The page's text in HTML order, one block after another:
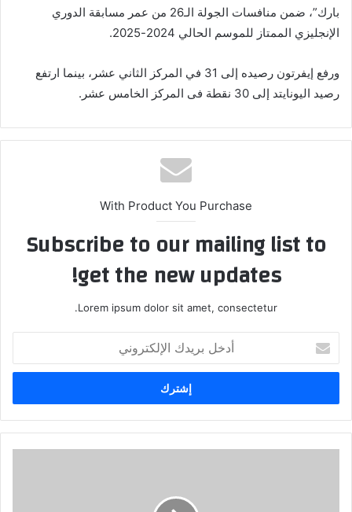
بارك”، ضمن منافسات الجولة الـ26 من عمر مسابقة الدوري
الإنجليزي الممتاز للموسم الحالي 2024-2025.
ورفع إيفرتون رصيده إلى 31 في المركز الثاني عشر، بينما ارتفع
رصيد اليونايتد إلى 30 نقطة فى المركز الخامس عشر.
With Product You Purchase
Subscribe to our mailing list to
get the new updates!
Lorem ipsum dolor sit amet, consectetur.
بريدك
الإلكتروني